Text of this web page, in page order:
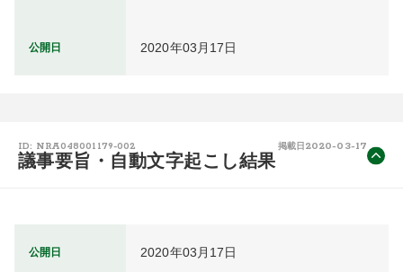
公開日 2020年03月17日
ID: NRA048001179-002 掲載日 2020-03-17
議事要旨・自動文字起こし結果
公開日 2020年03月17日